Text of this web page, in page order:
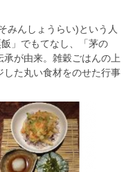
みんしょうらい)という人
」でもてなし、「茅の
が由来。雑穀ごはんの上
した丸い食材をのせた行事